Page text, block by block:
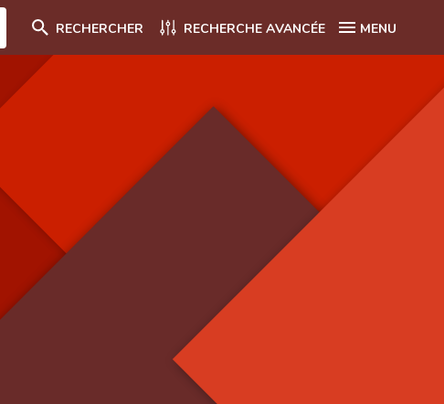
RECHERCHER RECHERCHE AVANCÉE MENU